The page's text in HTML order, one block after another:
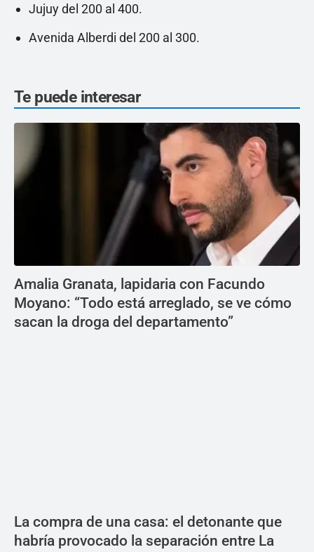
Jujuy del 200 al 400.
Avenida Alberdi del 200 al 300.
Te puede interesar
Amalia Granata, lapidaria con Facundo
Moyano: “Todo está arreglado, se ve cómo
sacan la droga del departamento”
La compra de una casa: el detonante que
habría provocado la separación entre La